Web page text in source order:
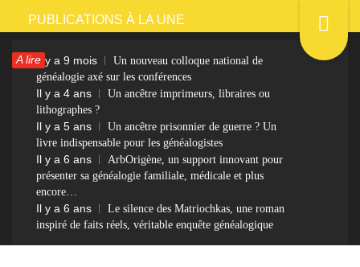
Passer
contenu
PUBLICATIONS À LA UNE
A lireIl y a 9 mois
Un nouveau colloque national de
généalogie axé sur les conférences
Il y a 4 ans
Un ancêtre imprimeurs, libraires ou
lithographes ?
Il y a 5 ans
Un ancêtre prisonnier de guerre ? Un
livre indispensable pour les généalogistes
Il y a 6 ans
ArbOrigène, un support innovant pour
présenter sa généalogie familiale, médicale et plus
encore…
Il y a 6 ans
Le silence des Matriochkas, une roman
inspiré de faits réels, véritable enquête généalogique